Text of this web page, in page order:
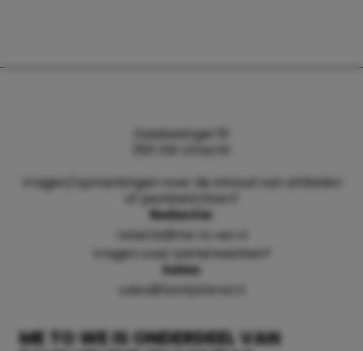
ME TO WE IS ONDERDEEL VAN
Daalsesingel 51
3511 SW Utrecht
Vragen/opmerkingen over de inhoud van artikelen
of persberichten?
Redactie:
redactie@me-to-we.nl
Vragen over samenwerken?
Sales:
sales@familyblend.nl